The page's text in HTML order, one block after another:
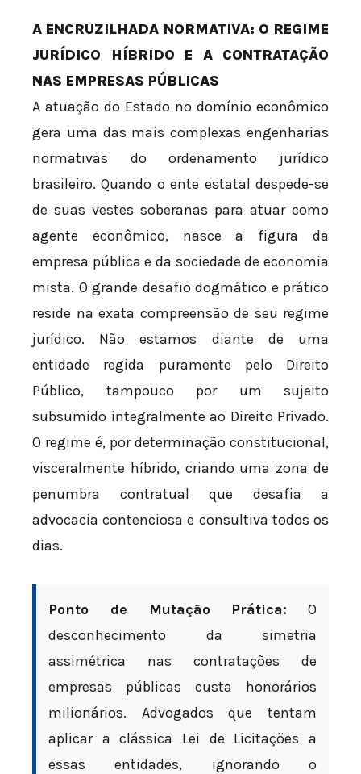
A ENCRUZILHADA NORMATIVA: O REGIME
JURÍDICO HÍBRIDO E A CONTRATAÇÃO
NAS EMPRESAS PÚBLICAS
A atuação do Estado no domínio econômico
gera uma das mais complexas engenharias
normativas do ordenamento jurídico
brasileiro. Quando o ente estatal despede-se
de suas vestes soberanas para atuar como
agente econômico, nasce a figura da
empresa pública e da sociedade de economia
mista. O grande desafio dogmático e prático
reside na exata compreensão de seu regime
jurídico. Não estamos diante de uma
entidade regida puramente pelo Direito
Público, tampouco por um sujeito
subsumido integralmente ao Direito Privado.
O regime é, por determinação constitucional,
visceralmente híbrido, criando uma zona de
penumbra contratual que desafia a
advocacia contenciosa e consultiva todos os
dias.
Ponto de Mutação Prática: O
desconhecimento da simetria
assimétrica nas contratações de
empresas públicas custa honorários
milionários. Advogados que tentam
aplicar a clássica Lei de Licitações a
essas entidades, ignorando o